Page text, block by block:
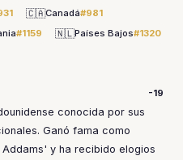
🇨🇦Canadá#981
#1159 🇳🇱Países Bajos#1320
-19
conocida por sus
Ganó fama como
y ha recibido elogios